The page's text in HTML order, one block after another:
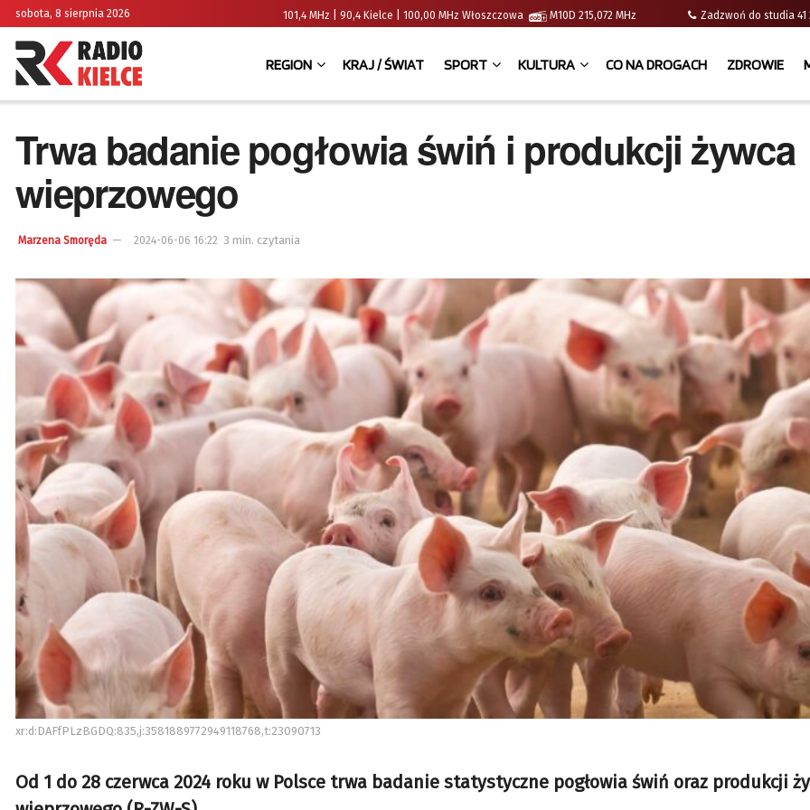
sobota, 8 sierpnia 2026 101,4 MHz | 90,4 Kielce | 100,00 MHz Włoszczowa M10D 215,072 MHz Zadzwoń do studia
REGION KRAJ / ŚWIAT SPORT KULTURA CO NA DROGACH ZDROWIE
Trwa badanie pogłowia świń i produkcji żywca
wieprzowego
Marzena Smoręda 2024-06-06 16:22 3 min. czytania
xr:d:DAFfPLzBGDQ:835,j:3581889772949118768,t:23090713
Od 1 do 28 czerwca 2024 roku w Polsce trwa badanie statystyczne pogłowia świń oraz produkcji